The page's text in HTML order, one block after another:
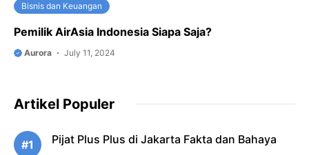
Bisnis dan Keuangan
Pemilik AirAsia Indonesia Siapa Saja?
Aurora July 11, 2024
Artikel Populer
#1 Pijat Plus Plus di Jakarta Fakta dan Bahaya